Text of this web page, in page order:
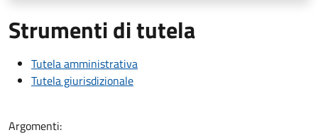
Strumenti di tutela
Tutela amministrativa
Tutela giurisdizionale
Argomenti: